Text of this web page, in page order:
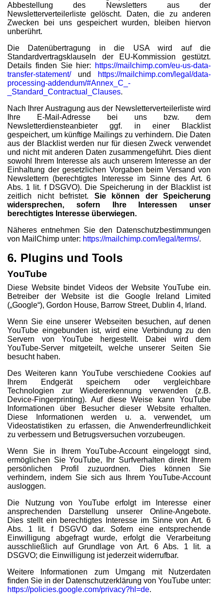
Abbestellung des Newsletters aus der
Newsletterverteilerliste gelöscht. Daten, die zu anderen
Zwecken bei uns gespeichert wurden, bleiben hiervon
unberührt.
Die Datenübertragung in die USA wird auf die
Standardvertragsklauseln der EU-Kommission gestützt.
Details finden Sie hier:
https://mailchimp.com/eu-us-data-
transfer-statement/und
https://mailchimp.com/legal/data-
processing-addendum/#Annex_C_-
_Standard_Contractual_Clauses.
Nach Ihrer Austragung aus der Newsletterverteilerliste wird
Ihre E-Mail-Adresse bei uns bzw. dem
Newsletterdiensteanbieter ggf. in einer Blacklist
gespeichert, um künftige Mailings zu verhindern. Die Daten
aus der Blacklist werden nur für diesen Zweck verwendet
und nicht mit anderen Daten zusammengeführt. Dies dient
sowohl Ihrem Interesse als auch unserem Interesse an der
Einhaltung der gesetzlichen Vorgaben beim Versand von
Newslettern (berechtigtes Interesse im Sinne des Art. 6
Abs. 1 lit. f DSGVO). Die Speicherung in der Blacklist ist
zeitlich nicht befristet. Sie können der Speicherung
widersprechen, sofern Ihre Interessen unser
berechtigtes Interesse überwiegen.
Näheres entnehmen Sie den Datenschutzbestimmungen
von MailChimp unter: https://mailchimp.com/legal/terms/.
6. Plugins und Tools
YouTube
Diese Website bindet Videos der Website YouTube ein.
Betreiber der Website ist die Google Ireland Limited
(„Google“), Gordon House, Barrow Street, Dublin 4, Irland.
Wenn Sie eine unserer Webseiten besuchen, auf denen
YouTube eingebunden ist, wird eine Verbindung zu den
Servern von YouTube hergestellt. Dabei wird dem
YouTube-Server mitgeteilt, welche unserer Seiten Sie
besucht haben.
Des Weiteren kann YouTube verschiedene Cookies auf
Ihrem Endgerät speichern oder vergleichbare
Technologien zur Wiedererkennung verwenden (z.B.
Device-Fingerprinting). Auf diese Weise kann YouTube
Informationen über Besucher dieser Website erhalten.
Diese Informationen werden u. a. verwendet, um
Videostatistiken zu erfassen, die Anwenderfreundlichkeit
zu verbessern und Betrugsversuchen vorzubeugen.
Wenn Sie in Ihrem YouTube-Account eingeloggt sind,
ermöglichen Sie YouTube, Ihr Surfverhalten direkt Ihrem
persönlichen Profil zuzuordnen. Dies können Sie
verhindern, indem Sie sich aus Ihrem YouTube-Account
ausloggen.
Die Nutzung von YouTube erfolgt im Interesse einer
ansprechenden Darstellung unserer Online-Angebote.
Dies stellt ein berechtigtes Interesse im Sinne von Art. 6
Abs. 1 lit. f DSGVO dar. Sofern eine entsprechende
Einwilligung abgefragt wurde, erfolgt die Verarbeitung
ausschließlich auf Grundlage von Art. 6 Abs. 1 lit. a
DSGVO; die Einwilligung ist jederzeit widerrufbar.
Weitere Informationen zum Umgang mit Nutzerdaten
finden Sie in der Datenschutzerklärung von YouTube unter:
https://policies.google.com/privacy?hl=de.